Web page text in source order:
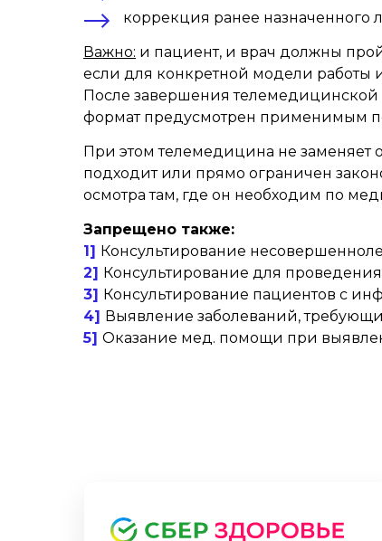
коррекция ранее назначенного
Важно: и пациент, и врач должны
если для конкретной модели работы
После завершения телемедицинской
формат предусмотрен применимым
При этом телемедицина не заменяет
подходит или прямо ограничен
осмотра там, где он необходим по
Запрещено также:
1] Консультирование
2] Консультирование для
3] Консультирование пациентов с
4] Выявление заболеваний,
5] Оказание мед. помощи при